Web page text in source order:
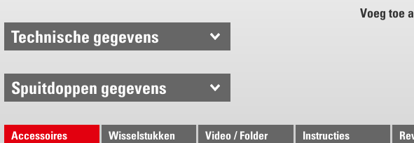
Met haspel en 50 m slang
Voeg toe
Technische gegevens
Spuitdoppen gegevens
Accessoires Wisselstukken Video / Folder Instructies